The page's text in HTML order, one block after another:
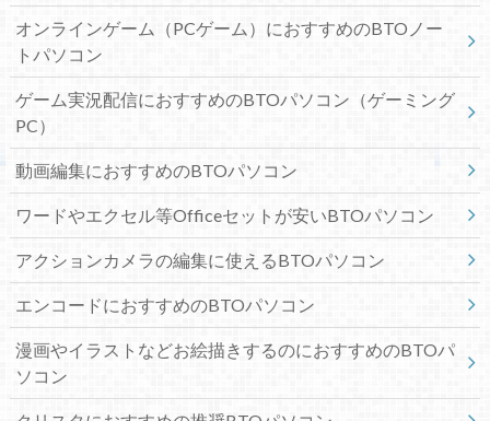
オンラインゲーム（PCゲーム）におすすめのBTOノー
トパソコン
ゲーム実況配信におすすめのBTOパソコン（ゲーミング
PC）
動画編集におすすめのBTOパソコン
ワードやエクセル等Officeセットが安いBTOパソコン
アクションカメラの編集に使えるBTOパソコン
エンコードにおすすめのBTOパソコン
漫画やイラストなどお絵描きするのにおすすめのBTOパ
ソコン